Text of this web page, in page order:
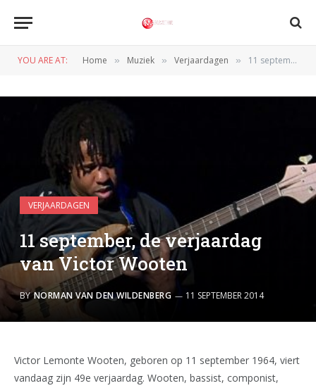
YOU ARE AT: Home » Muziek » Verjaardagen » 11 september, de verjaardag van Victor Wooten
VERJAARDAGEN
11 september, de verjaardag
van Victor Wooten
BY NORMAN VAN DEN WILDENBERG 11 SEPTEMBER 2014
Victor Lemonte Wooten, geboren op 11 september 1964, viert
vandaag zijn 49e verjaardag. Wooten, bassist, componist,